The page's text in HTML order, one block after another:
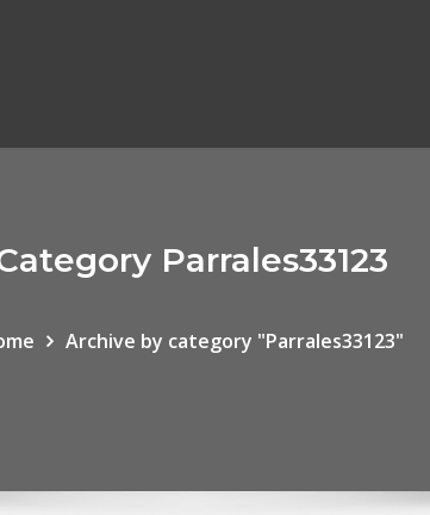
Parrales33123
Archive by category "Parrales33123"